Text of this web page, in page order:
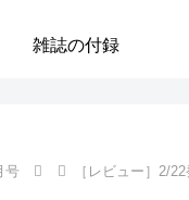
雑誌の付録
号 ［レビュー］2/